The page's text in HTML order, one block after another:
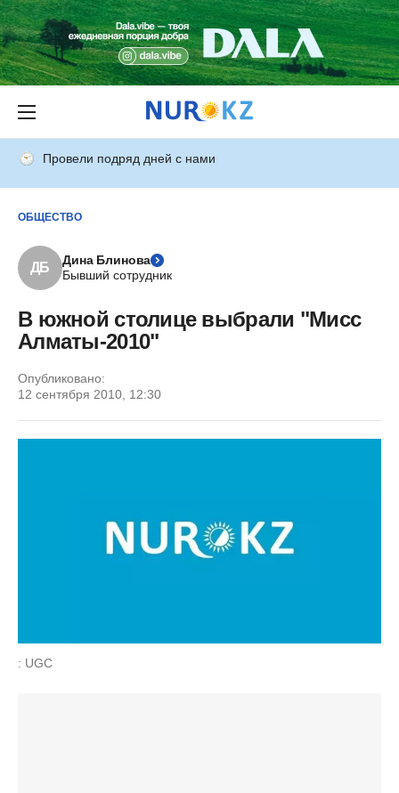
Провели подряд дней с нами
ОБЩЕСТВО
ДБ
Дина Блинова
Бывший сотрудник
В южной столице выбрали "Мисс
Алматы-2010"
Опубликовано:
12 сентября 2010, 12:30
: UGC